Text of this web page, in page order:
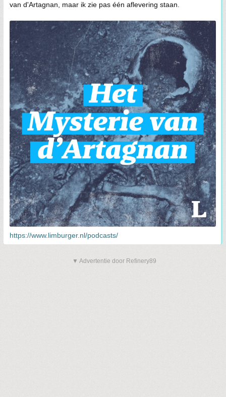
van d'Artagnan, maar ik zie pas één aflevering staan.
https://www.limburger.nl/podcasts/
▼ Advertentie door Refinery89